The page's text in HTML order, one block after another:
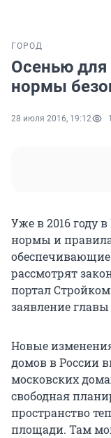
ГОРОД
Осенью для
нормы
28 июля 2016, 19:12
Уже в 2016 году
нормы и правила
обеспечивающие
рассмотрят
портал
заявление
Новые
домов в России
московских
свободная
пространство
площади. Там